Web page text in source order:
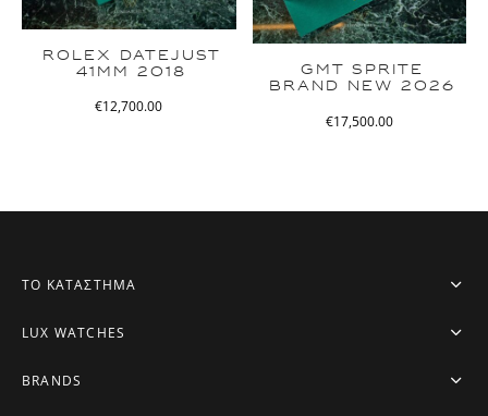
ROLEX DATEJUST
41MM 2018
€12,700.00
GMT SPRITE
BRAND NEW 2026
€17,500.00
ΤΟ ΚΑΤΑΣΤΗΜΑ
LUX WATCHES
BRANDS